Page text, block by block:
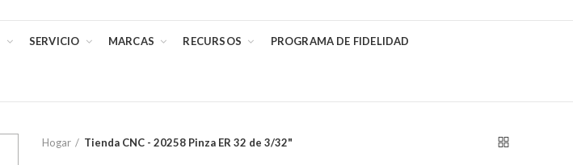
SERVICIO MARCAS RECURSOS PROGRAMA DE FIDELIDAD
Hogar Tienda CNC - 20258 Pinza ER 32 de 3/32"